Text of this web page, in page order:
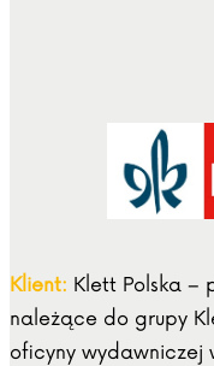
Klient: Klett Polska –
należące do grupy
oficyny wydawniczej